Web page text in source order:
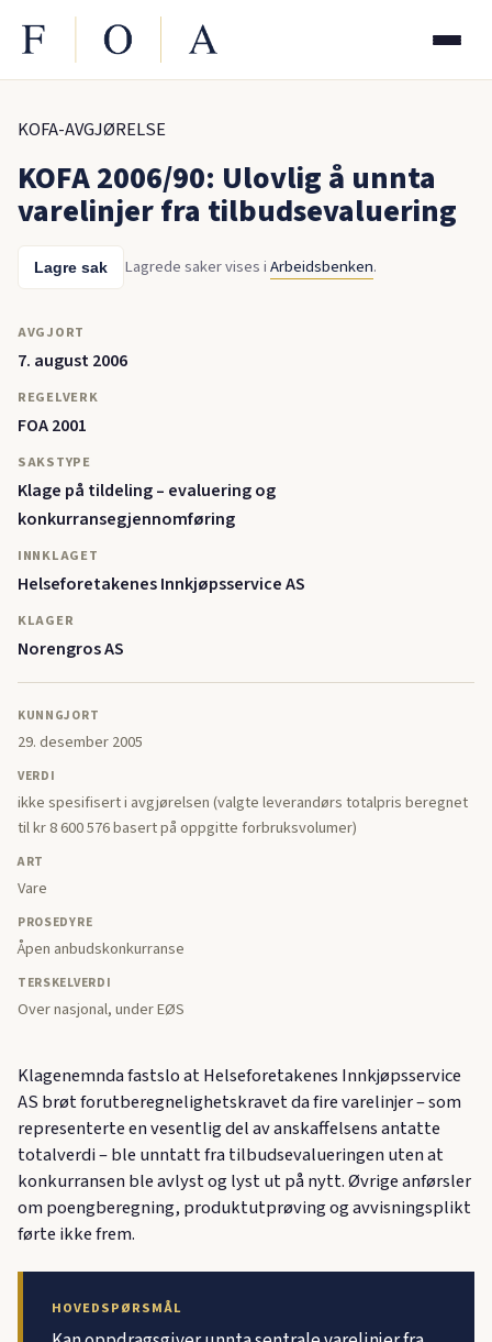
KOFA-AVGJØRELSE
KOFA 2006/90: Ulovlig å unnta
varelinjer fra tilbudsevaluering
Lagre sak Lagrede saker vises iArbeidsbenken.
AVGJORT
7. august 2006
REGELVERK
FOA 2001
SAKSTYPE
Klage på tildeling – evaluering og
konkurransegjennomføring
INNKLAGET
Helseforetakenes Innkjøpsservice AS
KLAGER
Norengros AS
KUNNGJORT
29. desember 2005
VERDI
ikke spesifisert i avgjørelsen (valgte leverandørs totalpris beregnet
til kr 8 600 576 basert på oppgitte forbruksvolumer)
ART
Vare
PROSEDYRE
Åpen anbudskonkurranse
TERSKELVERDI
Over nasjonal, under EØS
Klagenemnda fastslo at Helseforetakenes Innkjøpsservice
AS brøt forutberegnelighetskravet da fire varelinjer – som
representerte en vesentlig del av anskaffelsens antatte
totalverdi – ble unntatt fra tilbudsevalueringen uten at
konkurransen ble avlyst og lyst ut på nytt. Øvrige anførsler
om poengberegning, produktutprøving og avvisningsplikt
førte ikke frem.
HOVEDSPØRSMÅL